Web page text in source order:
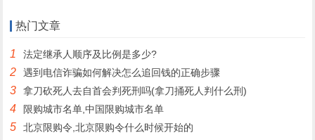
热门文章
1 法定继承人顺序及比例是多少?
2 遇到电信诈骗如何解决怎么追回钱的正确步骤
3 拿刀砍死人去自首会判死刑吗(拿刀捅死人判什么刑)
4 限购城市名单,中国限购城市名单
5 北京限购令,北京限购令什么时候开始的